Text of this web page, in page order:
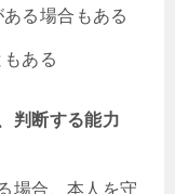
る場合もある
ある
判断する能力
場合、本人を守